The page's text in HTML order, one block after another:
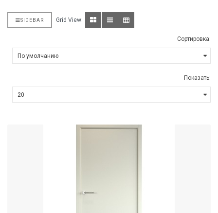
SIDEBAR Grid View:
Сортировка:
Показать: